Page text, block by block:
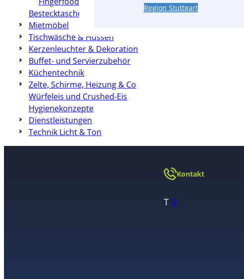
Bestecktaschen
Mietmöbel
Tischwäsche & Hussen
Kerzenleuchter & Dekoration
Buffet- und Servierzubehör
Küchentechnik
Zelte, Schirme, Heizung & Co
Würfeleis und Crushed-Eis
Hygienekonzepte
Dienstleistungen
Technik Licht & Ton
Kontakt
T 0
Region Stuttgart